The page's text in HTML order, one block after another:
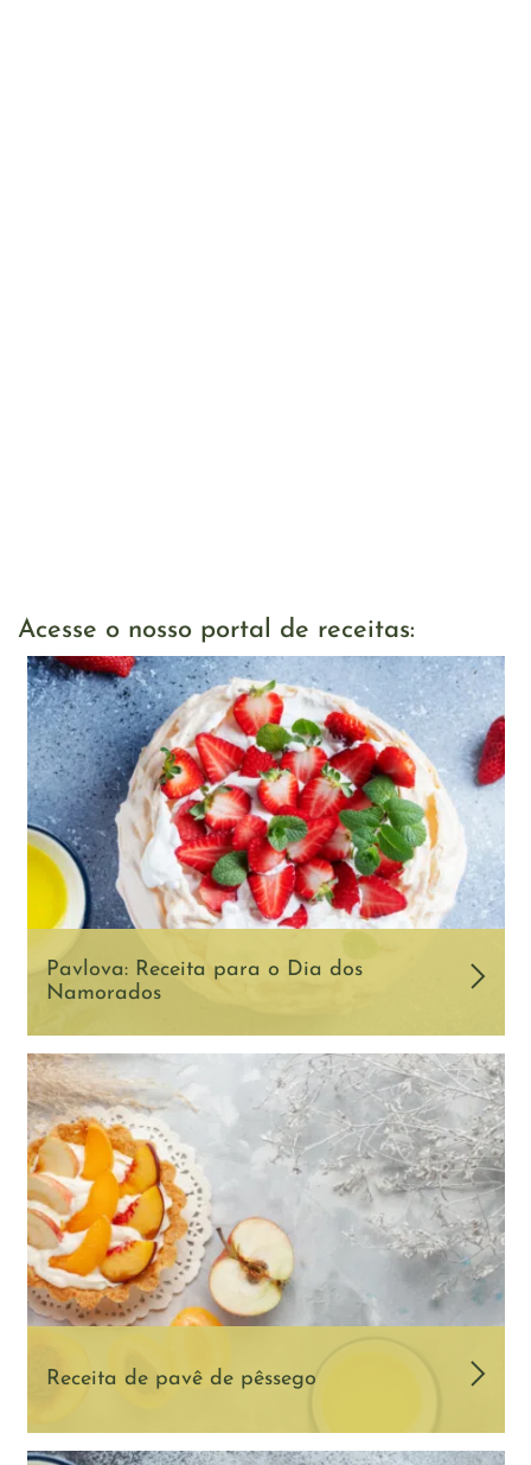
Acesse o nosso portal de receitas:
Pavlova: Receita para o Dia dos
Namorados
Receita de pavê de pêssego